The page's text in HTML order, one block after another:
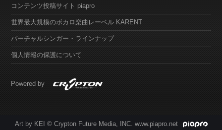
コンテンツ投稿サイト piapro
世界最大規模のボカロ楽曲レーベル KARENT
バーチャルシンガー・ラインナップ
個人情報の保護について
Powered by
Art by KEI © Crypton Future Media, INC. www.piapro.net